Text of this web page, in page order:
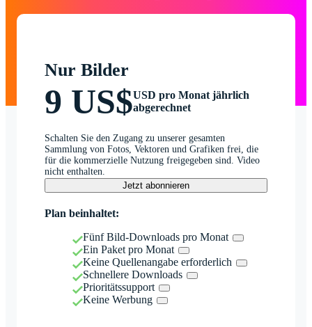
Nur Bilder
9 US$USD pro Monat jährlich
abgerechnet
Schalten Sie den Zugang zu unserer gesamten
Sammlung von Fotos, Vektoren und Grafiken frei, die
für die kommerzielle Nutzung freigegeben sind. Video
nicht enthalten.
Jetzt abonnieren
Plan beinhaltet:
Fünf Bild-Downloads pro Monat
Ein Paket pro Monat
Keine Quellenangabe erforderlich
Schnellere Downloads
Prioritätssupport
Keine Werbung